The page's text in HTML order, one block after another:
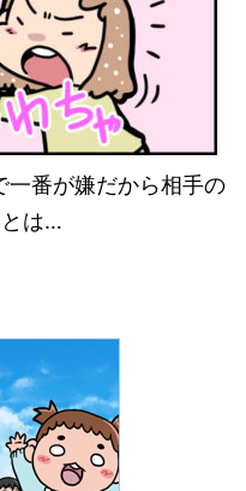
一番が嫌だから相手の
は…